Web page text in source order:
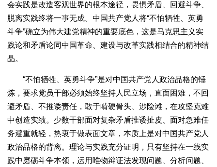
会实践是改造客观世界的根本途径，畏惧矛盾、回避斗争、
脱离实践终将一事无成。中国共产党人将“不怕牺牲、英勇
斗争”确立为伟大建党精神的重要底色，这是马克思主义实
践论和矛盾论同中国革命、建设与改革实践相结合的精神结
晶。
“不怕牺牲、英勇斗争”是对中国共产党人政治品格的锤
炼，要求党员干部必须始终坚持人民立场，直面困难，不回
避矛盾、不推诿责任，敢于啃硬骨头、涉险滩，在攻坚克难
中创造实绩。少数干部面对复杂矛盾推诿扯皮、面对急难任
务避重就轻，热衷于做表面文章，本质上是对中国共产党人
政治品格的背离。理论与实践充分证明，只有坚持在一线实
践中磨砺斗争本领，运用唯物辩证法发现问题、分析问题、